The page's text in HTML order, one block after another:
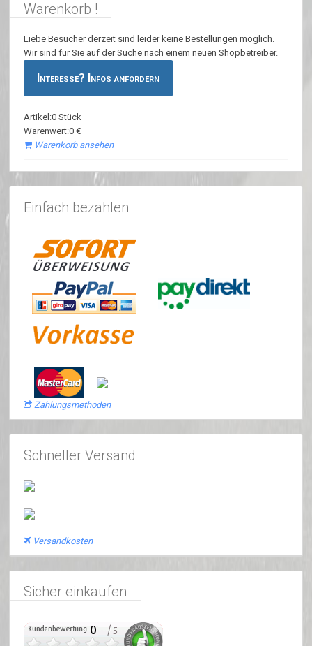
Warenkorb !
Liebe Besucher derzeit sind leider keine Bestellungen möglich.
Wir sind für Sie auf der Suche nach einem neuen Shopbetreiber.
Interesse? Infos anfordern
Artikel:0 Stück
Warenwert:0 €
Warenkorb ansehen
Einfach bezahlen
Zahlungsmethoden
Schneller Versand
Versandkosten
Sicher einkaufen